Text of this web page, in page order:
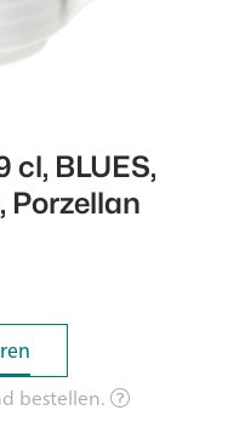
cl, BLUES,
Porzellan
bestellen.